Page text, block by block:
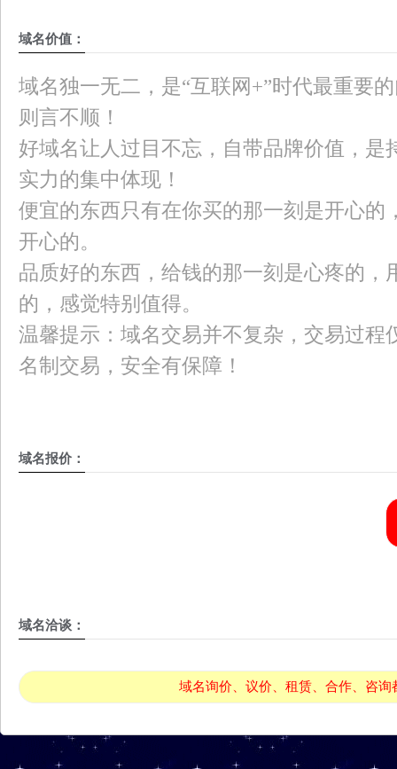
域名价值：
域名独一无二，是“互联网+”时代最重要
则言不顺！
好域名让人过目不忘，自带品牌价值，是
实力的集中体现！
便宜的东西只有在你买的那一刻是开心的
开心的。
品质好的东西，给钱的那一刻是心疼的，
的，感觉特别值得。
温馨提示：域名交易并不复杂，交易过程
名制交易，安全有保障！
域名报价：
域名洽谈：
域名询价、议价、租赁、合作、咨询